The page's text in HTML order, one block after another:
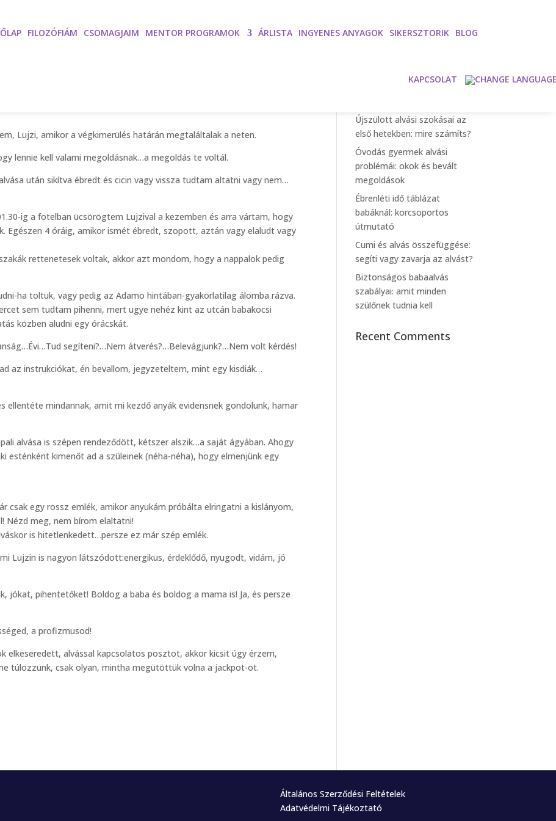
FILOZÓFIÁM CSOMAGJAIM MENTOR PROGRAMOK ÁRLISTA INGYENES ANYAGOK SIKERSZTORIK BLOG
KAPCSOLAT
anyukája:
Lujzi, amikor a végkimerülés határán megtaláltalak a neten.
lennie kell valami megoldásnak…a megoldás te voltál.
után sikítva ébredt és cicin vagy vissza tudtam altatni vagy nem…
ig a fotelban ücsörögtem Lujzival a kezemben és arra vártam, hogy
Egészen 4 óráig, amikor ismét ébredt, szopott, aztán vagy elaludt vagy
rettenetesek voltak, akkor azt mondom, hogy a nappalok pedig
ha toltuk, vagy pedig az Adamo hintában-gyakorlatilag álomba rázva.
sem tudtam pihenni, mert ugye nehéz kint az utcán babakocsi
közben aludni egy órácskát.
segíteni?…Nem átverés?…Belevágjunk?…Nem volt kérdés!
az instrukciókat, én bevallom, jegyzeteltem, mint egy kisdiák…
ellentéte mindannak, amit mi kezdő anyák evidensnek gondolunk, hamar
alvása is szépen rendeződött, kétszer alszik…a saját ágyában. Ahogy
esténként kimenőt ad a szüleinek (néha-néha), hogy elmenjünk egy
csak egy rossz emlék, amikor anyukám próbálta elringatni a kislányom,
Nézd meg, nem bírom elaltatni!
is hitetlenkedett…persze ez már szép emlék.
Lujzin is nagyon látszódott:energikus, érdeklődő, nyugodt, vidám, jó
jókat, pihentetőket! Boldog a baba és boldog a mama is! Ja, és persze
a profizmusod!
elkeseredett, alvással kapcsolatos posztot, akkor kicsit úgy érzem,
túlozzunk, csak olyan, mintha megütöttük volna a jackpot-ot.
Search
Újszülött alvási szokásai az
első hetekben: mire számíts?
Óvodás gyermek alvási
problémái: okok és bevált
megoldások
Ébrenléti idő táblázat
babáknál: korcsoportos
útmutató
Cumi és alvás összefüggése:
segíti vagy zavarja az alvást?
Biztonságos babaalvás
szabályai: amit minden
szülőnek tudnia kell
Recent Comments
Általános Szerződési Feltételek
Adatvédelmi Tájékoztató